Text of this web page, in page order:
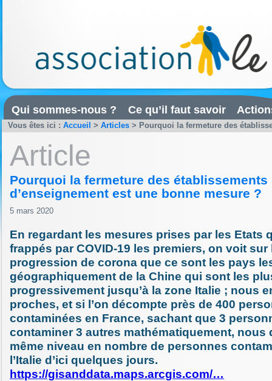
Qui sommes-nous ? Ce qu’il faut savoir
Vous êtes ici : Accueil > Articles > Pourquoi la fermeture des
Article
Pourquoi la fermeture des établissements
d’enseignement est une bonne mesure ?
5 mars 2020
En regardant les mesures prises par les Etats
frappés par COVID-19 les premiers, on voit sur
progression de corona que ce sont les pays
géographiquement de la Chine qui sont les
progressivement jusqu’à la zone Italie ; nous
proches, et si l’on décompte près de 400
contaminées en France, sachant que 3
contaminer 3 autres mathématiquement, nous
même niveau en nombre de personnes
l’Italie d’ici quelques jours.
https://gisanddata.maps.arcgis.com/…